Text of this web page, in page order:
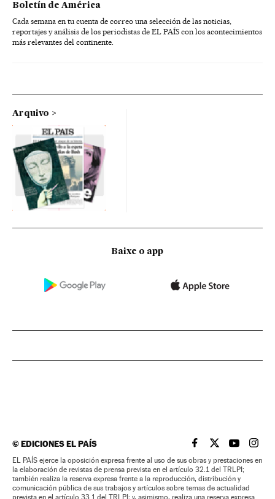
Boletín de América
Cada semana en tu cuenta de correo una selección de las noticias,
reportajes y análisis de los periodistas de EL PAÍS con los acontecimientos
más relevantes del continente.
Arquivo
Baixe o app
©EDICIONES EL PAÍS EL PAÍS BRASIL EN
EL PAÍSEL PAÍS
EL
EL PAÍS ejerce la oposición expresa frente al uso de sus obras y prestaciones en
la elaboración de revistas de prensa prevista en el artículo 32.1 del TRLPI;
también realiza la reserva expresa frente a la reproducción, distribución y
comunicación pública de sus trabajos y artículos sobre temas de actualidad
prevista en el artículo 33.1 del TRLPI; y, asimismo, realiza una reserva expresa